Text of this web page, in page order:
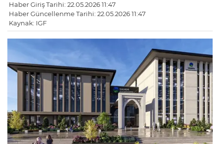
Haber Giriş Tarihi: 22.05.2026 11:47
Haber Güncellenme Tarihi: 22.05.2026 11:47
Kaynak: IGF